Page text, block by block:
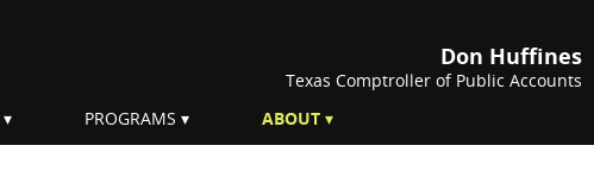
Don Huffines
Texas Comptroller of Public Accounts
PROGRAMS ABOUT